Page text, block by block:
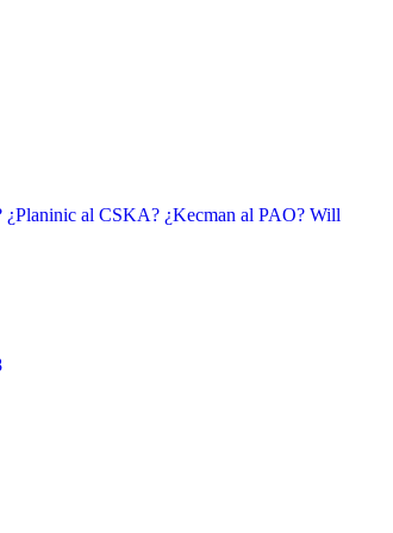
¿Planinic al CSKA? ¿Kecman al PAO? Will